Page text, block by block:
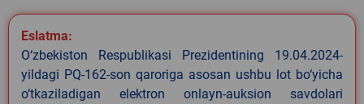
Eslatma:
O‘zbekiston Respublikasi Prezidentining 19.04.2024-
yildagi PQ-162-son qaroriga asosan ushbu lot bo‘yicha
o‘tkaziladigan elektron onlayn-auksion savdolari